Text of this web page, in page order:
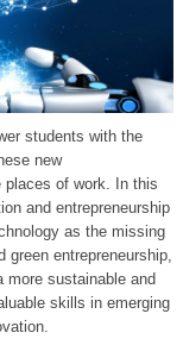
students with the
new
of work. In this
and entrepreneurship
as the missing
entrepreneurship,
more sustainable and
skills in emerging